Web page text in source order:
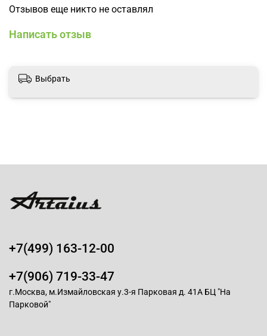
Отзывов еще никто не оставлял
Написать отзыв
Выбрать
+7(499) 163-12-00
+7(906) 719-33-47
г.Москва, м.Измайловская у.3-я Парковая д. 41А БЦ "На
Парковой"